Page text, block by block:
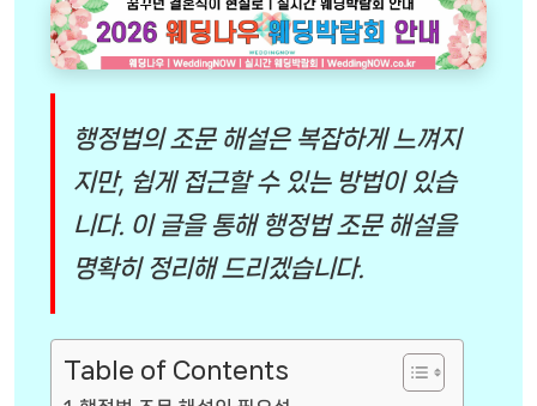
행정법의 조문 해설은 복잡하게 느껴지
지만, 쉽게 접근할 수 있는 방법이 있습
니다. 이 글을 통해 행정법 조문 해설을
명확히 정리해 드리겠습니다.
Table of Contents